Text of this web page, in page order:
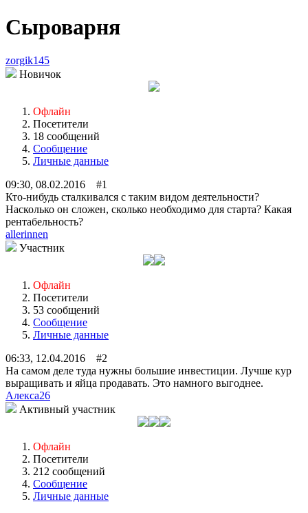
Сыроварня
zorgik145
Новичок
Офлайн
Посетители
18 сообщений
Сообщение
Личные данные
09:30, 08.02.2016 #1
Кто-нибудь сталкивался с таким видом деятельности?
Насколько он сложен, сколько необходимо для старта? Какая
рентабельность?
allerinnen
Участник
Офлайн
Посетители
53 сообщений
Сообщение
Личные данные
06:33, 12.04.2016 #2
На самом деле туда нужны большие инвестиции. Лучше кур
выращивать и яйца продавать. Это намного выгоднее.
Алекса26
Активный участник
Офлайн
Посетители
212 сообщений
Сообщение
Личные данные